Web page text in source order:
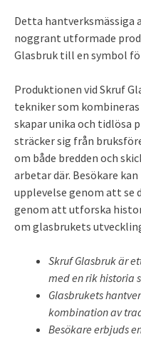
Detta hantverksmässiga
noggrant utformade
Glasbruk till en symbol
Produktionen vid Skruf
tekniker som
skapar unika och tidlösa
sträcker sig från
om både bredden och
arbetar där. Besökare
upplevelse genom att se
genom att utforska
om glasbrukets
Skruf Glasbruk är
med en rik historia
Glasbrukets
kombination av
Besökare erbjuds